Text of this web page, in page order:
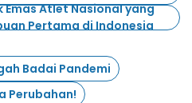
Atlet Nasional yang
Pertama di Indonesia
Badai Pandemi
Perubahan!